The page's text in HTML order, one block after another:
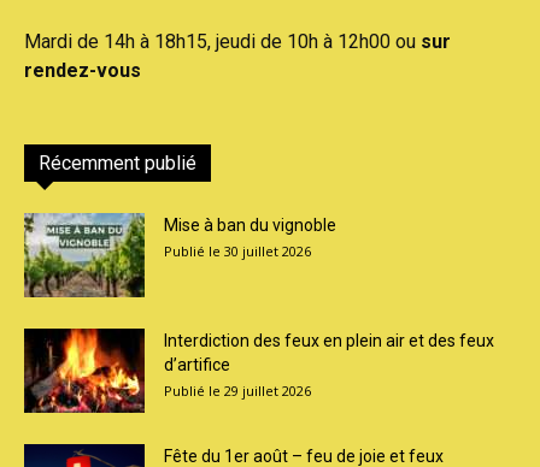
Mardi de 14h à 18h15, jeudi de 10h à 12h00 ou sur
rendez-vous
Récemment publié
Mise à ban du vignoble
30 juillet 2026
Interdiction des feux en plein air et des feux
d’artifice
29 juillet 2026
Fête du 1er août – feu de joie et feux